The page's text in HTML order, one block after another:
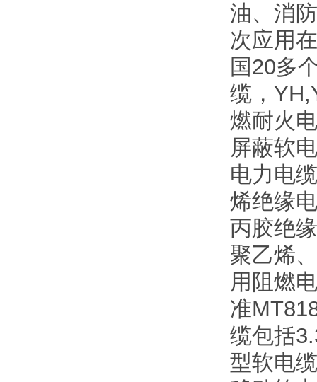
油、消
次应用
国20多
缆，
燃耐火
屏蔽软
电力电
烯绝缘
丙胶绝
聚乙烯
用阻燃
准
缆包括
型软电